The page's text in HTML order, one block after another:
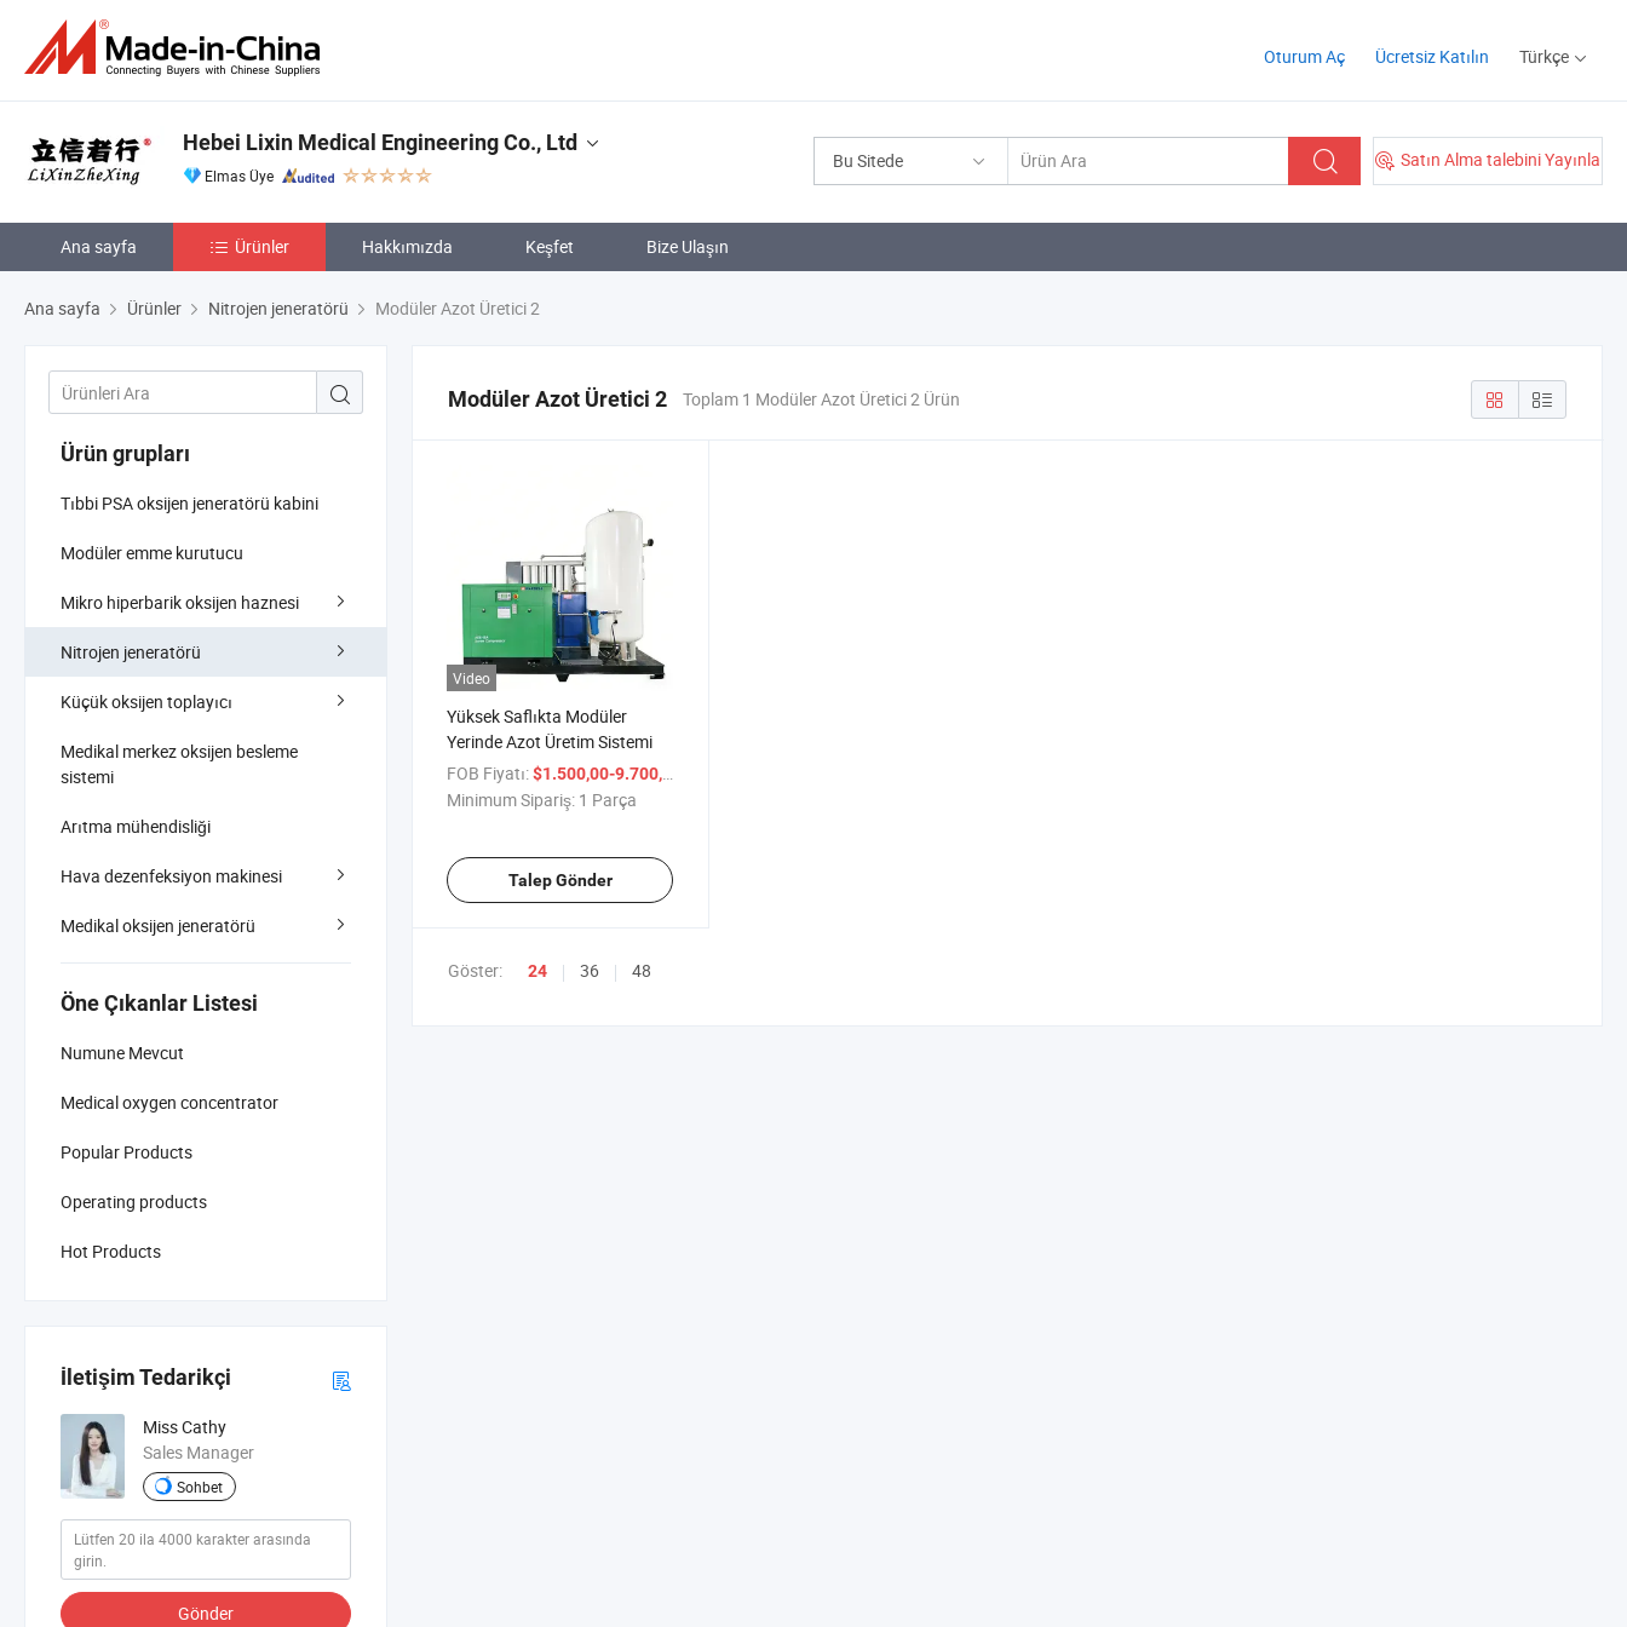
Oturum Aç Ücretsiz Katılın Türkçe
Bu Sitede Satın Alma talebini Yayınla
Hebei Lixin Medical Engineering Co., Ltd
Elmas Üye
Ana sayfa Ürünler Hakkımızda Keşfet Bize Ulaşın
Ana sayfa Ürünler Nitrojen jeneratörü Modüler Azot Üretici 2
Ürün grupları
Tıbbi PSA oksijen jeneratörü kabini
Modüler emme kurutucu
Mikro hiperbarik oksijen haznesi
Nitrojen jeneratörü
Küçük oksijen toplayıcı
Medikal merkez oksijen besleme
sistemi
Arıtma mühendisliği
Hava dezenfeksiyon makinesi
Medikal oksijen jeneratörü
Öne Çıkanlar Listesi
Numune Mevcut
Medical oxygen concentrator
Popular Products
Operating products
Hot Products
İletişim Tedarikçi
Miss Cathy
Sales Manager
Sohbet
Gönder
Modüler Azot Üretici 2 Toplam 1 Modüler Azot Üretici 2 Ürün
Video
Yüksek Saflıkta Modüler
Yerinde Azot Üretim Sistemi
FOB Fiyatı:$1.500,00-9.700,00
Minimum Sipariş: 1 Parça
Talep Gönder
Göster: 24 36 48